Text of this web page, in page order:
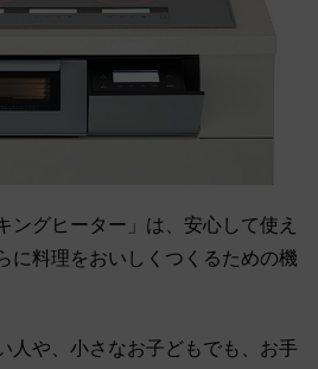
ングヒーター」は、安心して使え
に料理をおいしくつくるための機
人や、小さなお子どもでも、お手